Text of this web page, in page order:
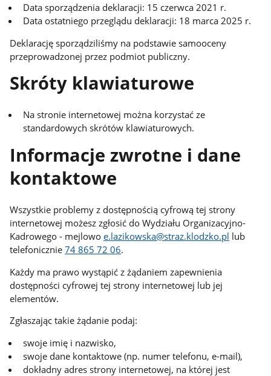
Data sporządzenia deklaracji: 15 czerwca 2021 r.
Data ostatniego przeglądu deklaracji: 18 marca 2025 r.
Deklarację sporządziliśmy na podstawie samooceny
przeprowadzonej przez podmiot publiczny.
Skróty klawiaturowe
Na stronie internetowej można korzystać ze
standardowych skrótów klawiaturowych.
Informacje zwrotne i dane
kontaktowe
Wszystkie problemy z dostępnością cyfrową tej strony
internetowej możesz zgłosić do Wydziału Organizacyjno-
Kadrowego - mejlowoe.lazikowska@straz.klodzko.pl lub
telefonicznie74 865 72 06.
Każdy ma prawo wystąpić z żądaniem zapewnienia
dostępności cyfrowej tej strony internetowej lub jej
elementów.
Zgłaszając takie żądanie podaj:
swoje imię i nazwisko,
swoje dane kontaktowe (np. numer telefonu, e-mail),
dokładny adres strony internetowej, na której jest